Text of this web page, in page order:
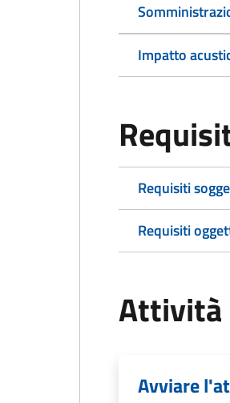
Impatto
Requisiti
Requisiti
Attività
Avviare